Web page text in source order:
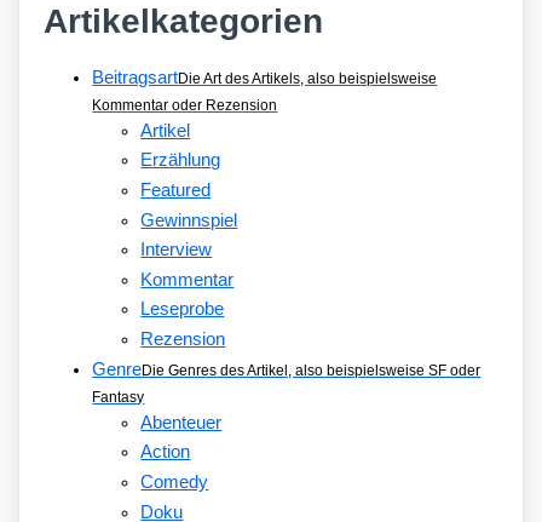
Artikelkategorien
BeitragsartDie Art des Artikels, also beispielsweise
Kommentar oder Rezension
Artikel
Erzählung
Featured
Gewinnspiel
Interview
Kommentar
Leseprobe
Rezension
GenreDie Genres des Artikel, also beispielsweise SF oder
Fantasy
Abenteuer
Action
Comedy
Doku